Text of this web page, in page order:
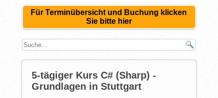
Für Terminübersicht und Buchung klicken
Sie bitte hier
5-tägiger Kurs C# (Sharp) -
Grundlagen in Stuttgart